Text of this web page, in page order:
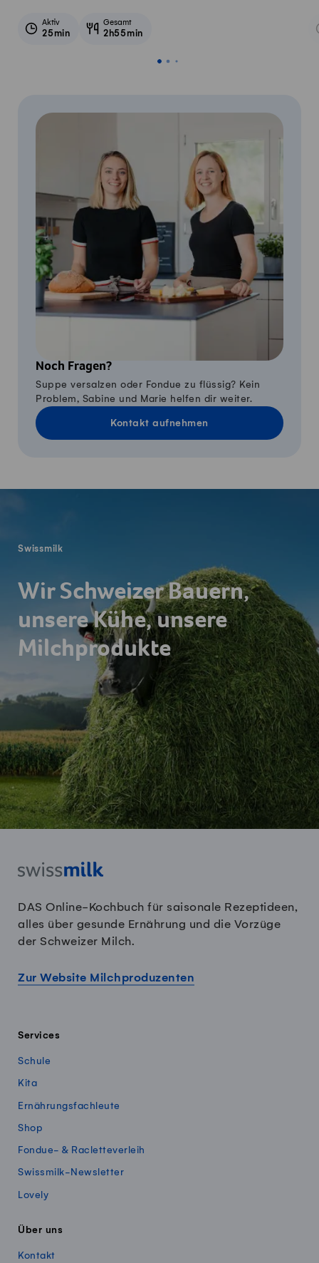
Aktiv
25min
Gesamt
2h55min
Noch Fragen?
Suppe versalzen oder Fondue zu flüssig? Kein
Problem, Sabine und Marie helfen dir weiter.
Kontakt aufnehmen
Swissmilk
Wir Schweizer Bauern,
unsere Kühe, unsere
Milchprodukte
DAS Online-Kochbuch für saisonale Rezeptideen,
alles über gesunde Ernährung und die Vorzüge
der Schweizer Milch.
Zur Website Milchproduzenten
Services
Schule
Kita
Ernährungsfachleute
Shop
Fondue- & Racletteverleih
Swissmilk-Newsletter
Lovely
Über uns
Kontakt